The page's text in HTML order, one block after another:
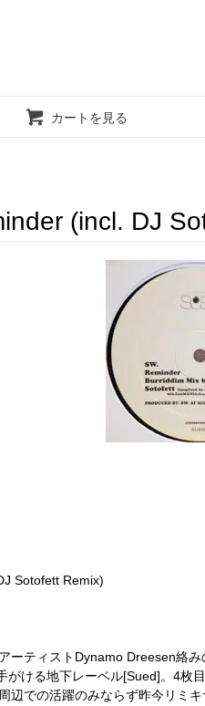
カートを見る
(incl. DJ
Sotofett Remix)
ーティストDynamo Dreesen絡
がける地下レーベル[Sued]。4枚
辺での活躍のみならず昨今リミ